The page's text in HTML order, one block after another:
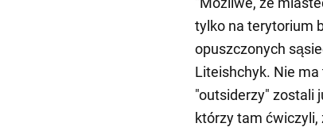
tylko na terytorium
opuszczonych
Liteishchyk. Nie ma
"outsiderzy" zostali
którzy tam